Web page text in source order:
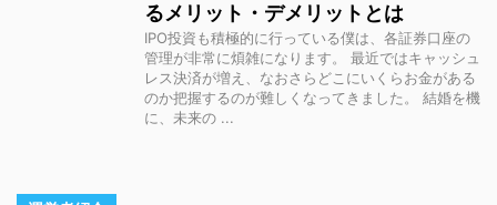
るメリット・デメリットとは
IPO投資も積極的に行っている僕は、各証券口座の
管理が非常に煩雑になります。 最近ではキャッシュ
レス決済が増え、なおさらどこにいくらお金がある
のか把握するのが難しくなってきました。 結婚を機
に、未来の ...